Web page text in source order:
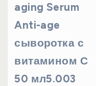
aging Serum
Anti-age
сыворотка с
витамином С
50 мл5.003